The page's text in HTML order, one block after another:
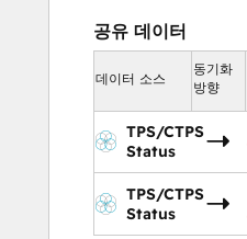
공유 데이터
데이터 소스
동기화
방향
TPS/CTPS
Status
TPS/CTPS
Status